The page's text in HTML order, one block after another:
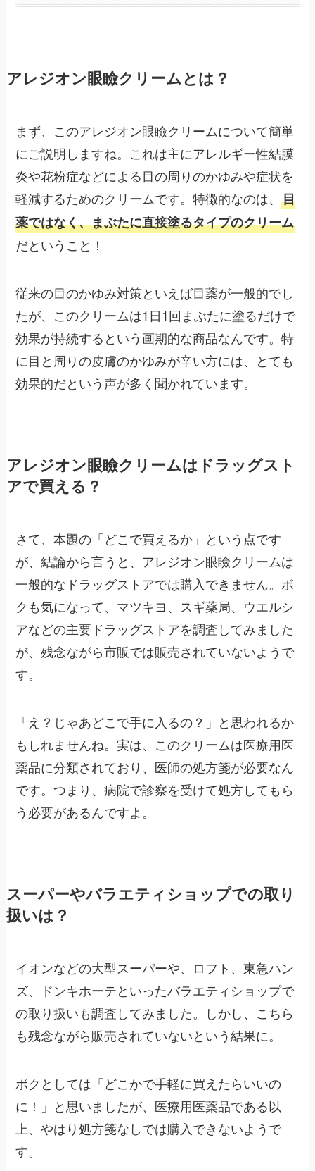
アレジオン眼瞼クリームとは？
まず、このアレジオン眼瞼クリームについて簡単
にご説明しますね。これは主にアレルギー性結膜
炎や花粉症などによる目の周りのかゆみや症状を
軽減するためのクリームです。特徴的なのは、目
薬ではなく、まぶたに直接塗るタイプのクリーム
だということ！
従来の目のかゆみ対策といえば目薬が一般的でし
たが、このクリームは1日1回まぶたに塗るだけで
効果が持続するという画期的な商品なんです。特
に目と周りの皮膚のかゆみが辛い方には、とても
効果的だという声が多く聞かれています。
アレジオン眼瞼クリームはドラッグスト
アで買える？
さて、本題の「どこで買えるか」という点です
が、結論から言うと、アレジオン眼瞼クリームは
一般的なドラッグストアでは購入できません。ボ
クも気になって、マツキヨ、スギ薬局、ウエルシ
アなどの主要ドラッグストアを調査してみました
が、残念ながら市販では販売されていないようで
す。
「え？じゃあどこで手に入るの？」と思われるか
もしれませんね。実は、このクリームは医療用医
薬品に分類されており、医師の処方箋が必要なん
です。つまり、病院で診察を受けて処方してもら
う必要があるんですよ。
スーパーやバラエティショップでの取り
扱いは？
イオンなどの大型スーパーや、ロフト、東急ハン
ズ、ドンキホーテといったバラエティショップで
の取り扱いも調査してみました。しかし、こちら
も残念ながら販売されていないという結果に。
ボクとしては「どこかで手軽に買えたらいいの
に！」と思いましたが、医療用医薬品である以
上、やはり処方箋なしでは購入できないようで
す。